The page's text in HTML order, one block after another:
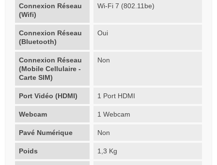
Connexion Réseau
(Wifi)
Wi-Fi 7 (802.11be)
Connexion Réseau
(Bluetooth)
Oui
Connexion Réseau
(Mobile Cellulaire -
Carte SIM)
Non
Port Vidéo (HDMI) 1 Port HDMI
Webcam 1 Webcam
Pavé Numérique Non
Poids 1,3 Kg